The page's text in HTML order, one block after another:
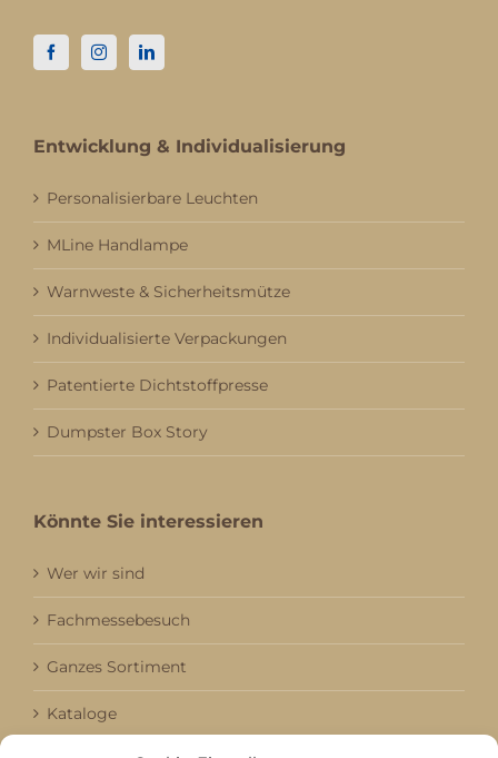
Entwicklung & Individualisierung
Personalisierbare Leuchten
MLine Handlampe
Warnweste & Sicherheitsmütze
Individualisierte Verpackungen
Patentierte Dichtstoffpresse
Dumpster Box Story
Könnte Sie interessieren
Wer wir sind
Fachmessebesuch
Ganzes Sortiment
Kataloge